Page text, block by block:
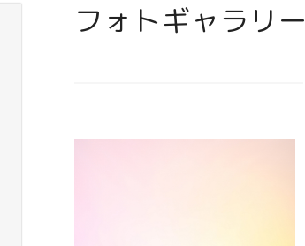
フォトギャラリー